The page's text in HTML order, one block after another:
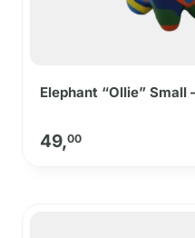
Elephant “Ollie” Small
49,00